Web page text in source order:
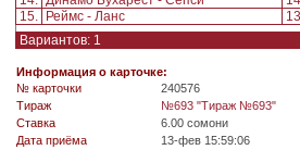
15.
Реймс - Ланс
Вариантов: 1
Информация о карточке:
№ карточки
240576
Tираж
№693 "Тираж №693"
Ставка
6.00 сомони
Дата приёма
13-фев 15:59:06